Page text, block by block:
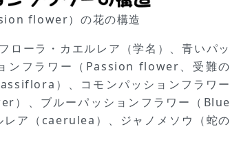
flower）の花の構造
ーラ・カエルレア（学名）、青いパッ
ンフラワー（Passion flower、受難の
）、コモンパッションフラワー
）、ブルーパッションフラワー（Blue
ア（caerulea）、ジャノメソウ（蛇の